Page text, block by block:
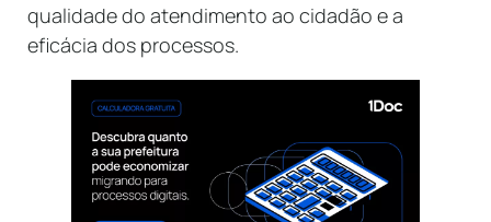
qualidade do atendimento ao cidadão e a
eficácia dos processos.